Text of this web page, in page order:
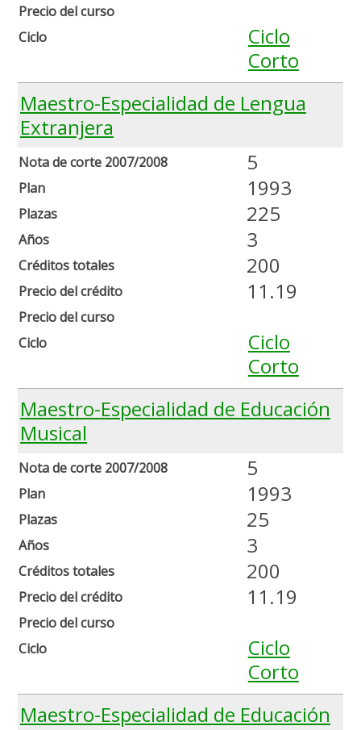
Precio del curso
Ciclo
Ciclo
Corto
Maestro-Especialidad de Lengua
Extranjera
Nota de corte 2007/2008
Plan
Plazas
Años
Créditos totales
Precio del crédito
Precio del curso
Ciclo
5
1993
225
3
200
11.19
Ciclo
Corto
Maestro-Especialidad de Educación
Musical
Nota de corte 2007/2008
Plan
Plazas
Años
Créditos totales
Precio del crédito
Precio del curso
Ciclo
5
1993
25
3
200
11.19
Ciclo
Corto
Maestro-Especialidad de Educación